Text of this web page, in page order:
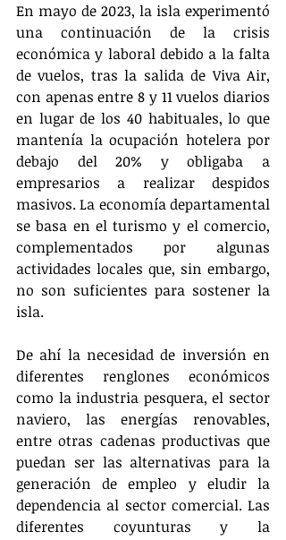
En mayo de 2023, la isla experimentó
una continuación de la crisis
económica y laboral debido a la falta
de vuelos, tras la salida de Viva Air,
con apenas entre 8 y 11 vuelos diarios
en lugar de los 40 habituales, lo que
mantenía la ocupación hotelera por
debajo del 20% y obligaba a
empresarios a realizar despidos
masivos. La economía departamental
se basa en el turismo y el comercio,
complementados por algunas
actividades locales que, sin embargo,
no son suficientes para sostener la
isla.
De ahí la necesidad de inversión en
diferentes renglones económicos
como la industria pesquera, el sector
naviero, las energías renovables,
entre otras cadenas productivas que
puedan ser las alternativas para la
generación de empleo y eludir la
dependencia al sector comercial. Las
diferentes coyunturas y la